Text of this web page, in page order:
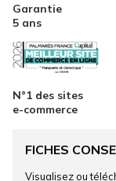
Garantie
5 ans
N°1 des sites
e-commerce
FICHES
Visualisez ou